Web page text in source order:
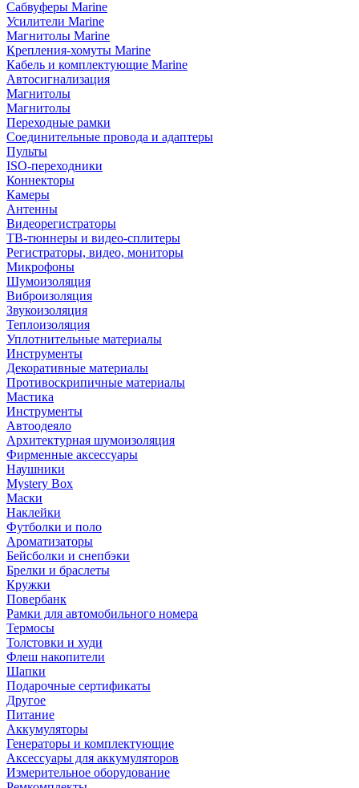
Сабвуферы Marine
Усилители Marine
Магнитолы Marine
Крепления-хомуты Marine
Кабель и комплектующие Marine
Автосигнализация
Магнитолы
Магнитолы
Переходные рамки
Соединительные провода и адаптеры
Пульты
ISO-переходники
Коннекторы
Камеры
Антенны
Видеорегистраторы
ТВ-тюннеры и видео-сплитеры
Регистраторы, видео, мониторы
Микрофоны
Шумоизоляция
Виброизоляция
Звукоизоляция
Теплоизоляция
Уплотнительные материалы
Инструменты
Декоративные материалы
Противоскрипичные материалы
Мастика
Инструменты
Автоодеяло
Архитектурная шумоизоляция
Фирменные аксессуары
Наушники
Mystery Box
Маски
Наклейки
Футболки и поло
Ароматизаторы
Бейсболки и снепбэки
Брелки и браслеты
Кружки
Повербанк
Рамки для автомобильного номера
Термосы
Толстовки и худи
Флеш накопители
Шапки
Подарочные сертификаты
Другое
Питание
Аккумуляторы
Генераторы и комплектующие
Аксессуары для аккумуляторов
Измерительное оборудование